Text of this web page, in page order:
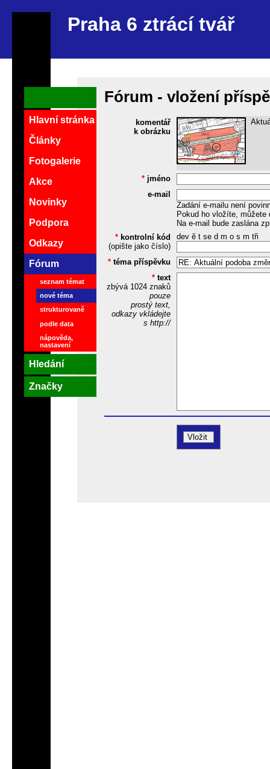
Praha 6 ztrácí tvář
Fórum - vložení
komentář
k obrázku
* jméno
e-mail
Zadání e-mailu není
Pokud ho vložíte,
Na e-mail bude zaslána
* kontrolní kód
(opište jako číslo)
dev ě t se d m o s m tři
* téma příspěvku
* text
zbývá 1024znaků
pouze
prostý text,
odkazy vkládejte
s http://
Hlavní stránka
Články
Fotogalerie
Akce
Novinky
Podpora
Odkazy
Fórum
seznam témat
nové téma
strukturovaně
podle data
nápověda,
nastavení
Hledání
Značky